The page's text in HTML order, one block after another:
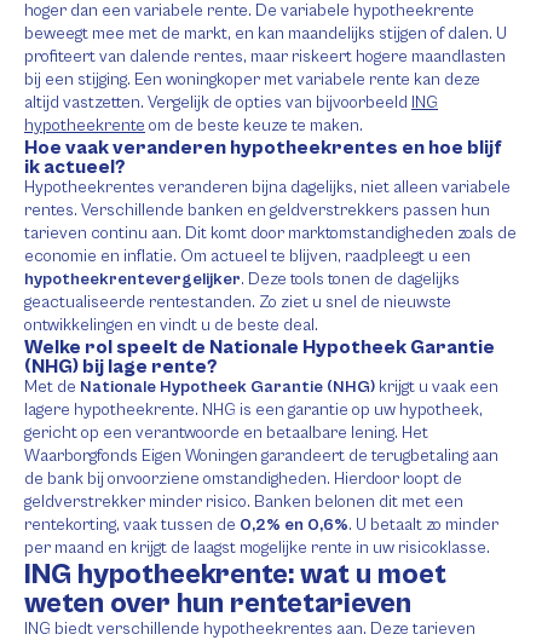
hoger dan een variabele rente. De variabele hypotheekrente
beweegt mee met de markt, en kan maandelijks stijgen of dalen. U
profiteert van dalende rentes, maar riskeert hogere maandlasten
bij een stijging. Een woningkoper met variabele rente kan deze
altijd vastzetten. Vergelijk de opties van bijvoorbeeld
ING
hypotheekrente om de beste keuze te maken.
Hoe vaak veranderen hypotheekrentes en hoe blijf
ik actueel?
Hypotheekrentes veranderen bijna dagelijks, niet alleen variabele
rentes. Verschillende banken en geldverstrekkers passen hun
tarieven continu aan. Dit komt door marktomstandigheden zoals de
economie en inflatie. Om actueel te blijven, raadpleegt u een
hypotheekrentevergelijker. Deze tools tonen de dagelijks
geactualiseerde rentestanden. Zo ziet u snel de nieuwste
ontwikkelingen en vindt u de beste deal.
Welke rol speelt de Nationale Hypotheek Garantie
(NHG) bij lage rente?
Met de Nationale Hypotheek Garantie (NHG) krijgt u vaak een
lagere hypotheekrente. NHG is een garantie op uw hypotheek,
gericht op een verantwoorde en betaalbare lening. Het
Waarborgfonds Eigen Woningen garandeert de terugbetaling aan
de bank bij onvoorziene omstandigheden. Hierdoor loopt de
geldverstrekker minder risico. Banken belonen dit met een
rentekorting, vaak tussen de 0,2% en 0,6%. U betaalt zo minder
per maand en krijgt de laagst mogelijke rente in uw risicoklasse.
ING hypotheekrente: wat u moet
weten over hun rentetarieven
ING biedt verschillende hypotheekrentes aan. Deze tarieven